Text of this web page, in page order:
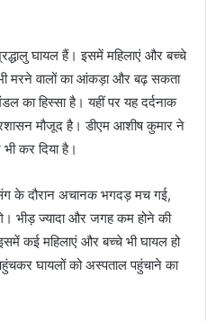
घायल हैं। इसमें महिलाएं और बच्चे
मरने वालों का आंकड़ा और बढ़ सकता
का हिस्सा है। यहीं पर यह दर्दनाक
मौजूद है। डीएम आशीष कुमार ने
कर दिया है।
के दौरान अचानक भगदड़ मच गई,
भीड़ ज्यादा और जगह कम होने की
कई महिलाएं और बच्चे भी घायल हो
घायलों को अस्पताल पहुंचाने का